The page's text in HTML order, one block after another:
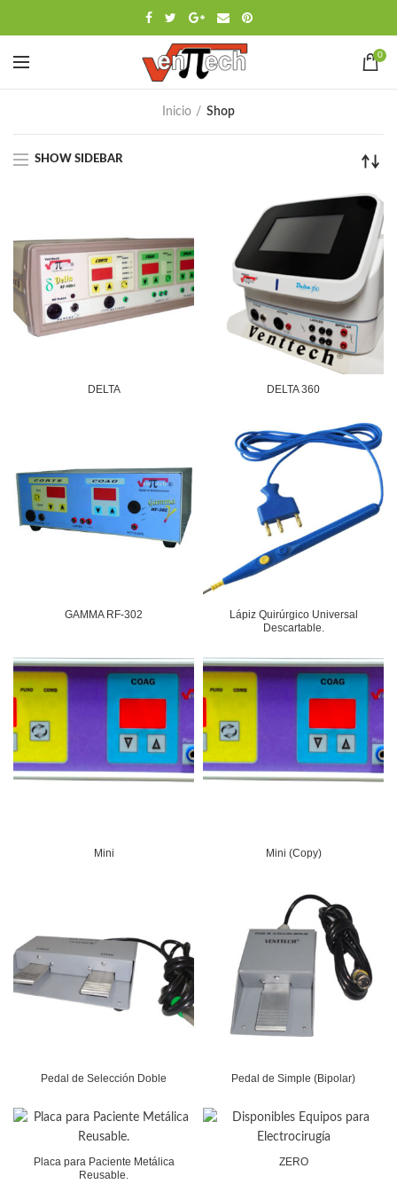
0
Inicio Shop
SHOW SIDEBAR
DELTA DELTA 360
GAMMA RF-302
Lápiz Quirúrgico Universal
Descartable.
Mini Mini (Copy)
Pedal de Selección Doble Pedal de Simple (Bipolar)
Placa para Paciente Metálica
Reusable.
ZERO